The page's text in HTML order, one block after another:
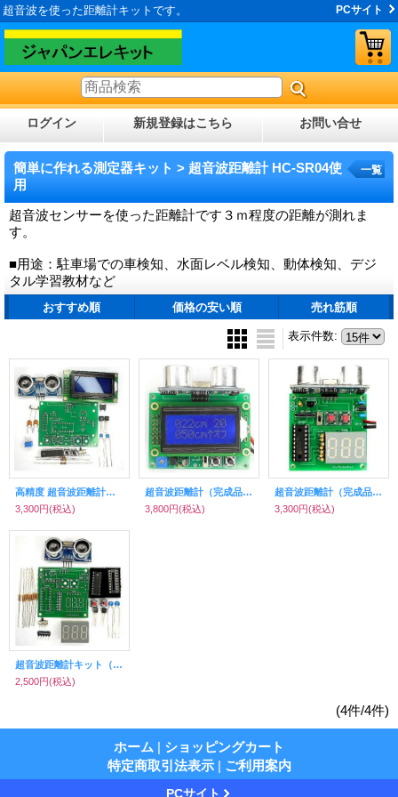
超音波を使った距離計キットです。 PCサイト
ログイン 新規登録はこちら お問い合せ
簡単に作れる測定器キット > 超音波距離計 HC-SR04使
用
超音波センサーを使った距離計です３ｍ程度の距離が測れま
す。
■用途：駐車場での車検知、水面レベル検知、動体検知、デジ
タル学習教材など
一覧
おすすめ順 価格の安い順 売れ筋順
表示件数:
高精度 超音波距離計キット（温度補正LCD液晶・接近検知5V出力）
3,300円(税込)
超音波距離計（完成品・温度補正LCD液晶・接近検知5V出力）
3,800円(税込)
超音波距離計（完成品・7セグ赤色表示・接近検知5V出力付）
3,300円(税込)
超音波距離計キット（7セグ赤色表示・接近検知5V出力付）
2,500円(税込)
(4件/4件)
ホーム | ショッピングカート
特定商取引法表示 | ご利用案内
PCサイト